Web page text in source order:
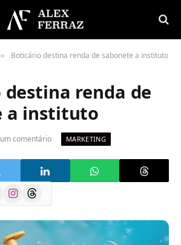
» Boticário destina renda de sabonete a instituto
renda de
a instituto
comentário MARKETING
InstagramThreads